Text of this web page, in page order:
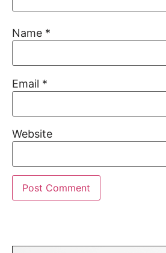
Name *
Email *
Website